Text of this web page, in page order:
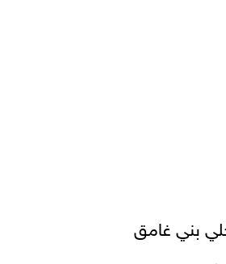
بني غامق